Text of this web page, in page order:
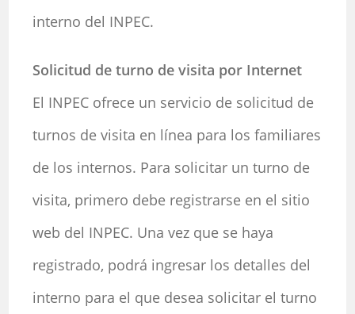
interno del INPEC.
Solicitud de turno de visita por Internet
El INPEC ofrece un servicio de solicitud de
turnos de visita en línea para los familiares
de los internos. Para solicitar un turno de
visita, primero debe registrarse en el sitio
web del INPEC. Una vez que se haya
registrado, podrá ingresar los detalles del
interno para el que desea solicitar el turno